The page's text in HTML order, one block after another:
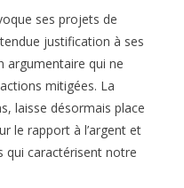
ses projets de
justification à ses
argumentaire qui ne
mitigées. La
laisse désormais place
le rapport à l’argent et
qui caractérisent notre